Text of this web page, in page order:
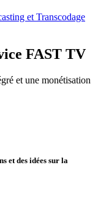
et Transcodage
FAST TV
et une monétisation
et des idées sur la